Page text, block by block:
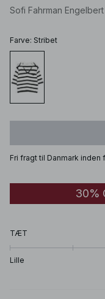
Sofi Fahrman
Farve: Stribet
Fri fragt til Danmark
30%
TÆT
Lille